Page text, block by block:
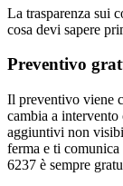
La trasparenza sui
cosa devi sapere
Preventivo
Il preventivo viene
cambia a
aggiuntivi non
ferma e ti
6237 è sempre